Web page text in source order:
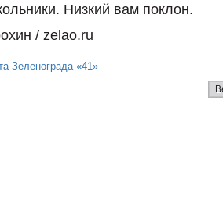
Низкий вам поклон.
/ zelao.ru
Зеленограда «41»